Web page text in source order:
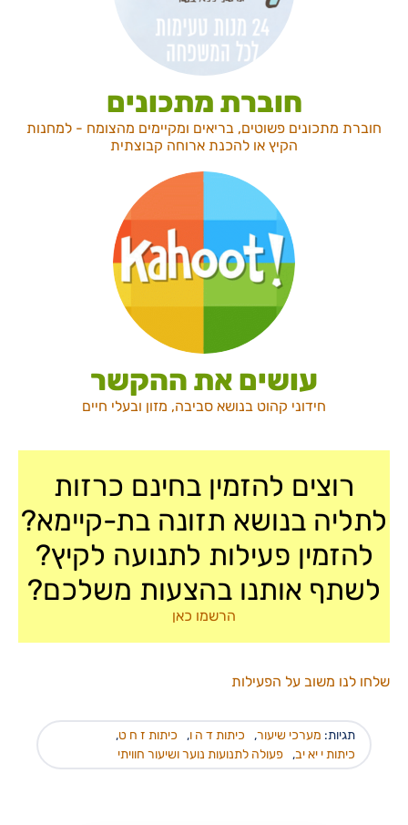
חוברת מתכונים
חוברת מתכונים פשוטים, בריאים ומקיימים מהצומח - למחנות
הקיץ או להכנת ארוחה קבוצתית
עושים את ההקשר
חידוני קהוט בנושא סביבה, מזון ובעלי חיים
רוצים להזמין בחינם כרזות
לתליה בנושא תזונה בת-קיימא?
להזמין פעילות לתנועה לקיץ?
לשתף אותנו בהצעות משלכם?
הרשמו כאן
שלחו לנו משוב על הפעילות
תגיות: מערכי שיעור, כיתות ד ה ו, כיתות ז ח ט,
כיתות י יא יב, פעולה לתנועות נוער ושיעור חוויתי